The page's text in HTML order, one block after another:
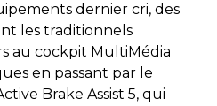
dernier cri, des
les traditionnels
au cockpit MultiMédia
en passant par le
Brake Assist 5, qui